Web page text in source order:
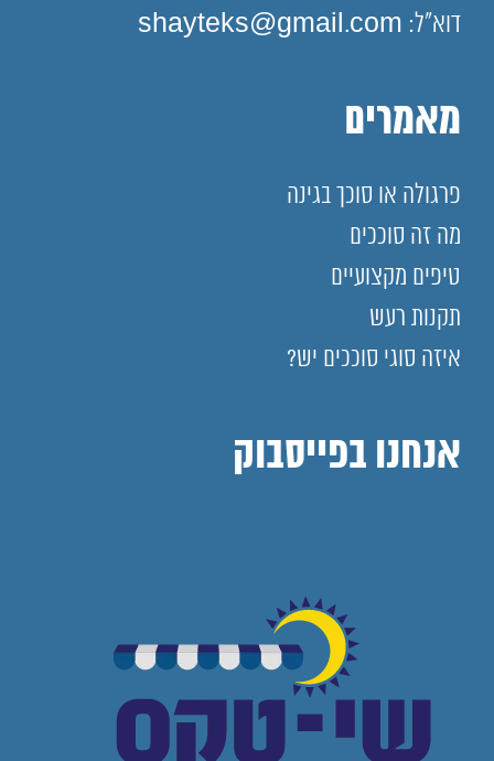
דוא"ל: shayteks@gmail.com
מאמרים
פרגולה או סוכך בגינה
מה זה סוככים
טיפים מקצועיים
תקנות רעש
איזה סוגי סוככים יש?
אנחנו בפייסבוק